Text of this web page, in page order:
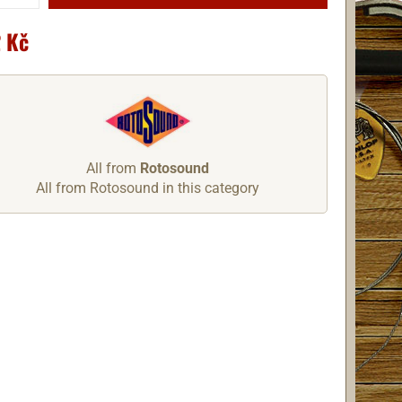
All from Rotosound
All from Rotosound in this category